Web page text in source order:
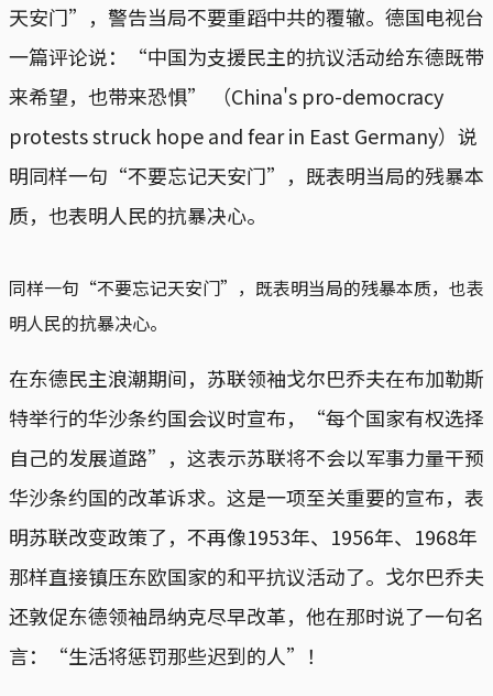
天安门”，警告当局不要重蹈中共的覆辙。德国电视台
一篇评论说：“中国为支援民主的抗议活动给东德既带
来希望，也带来恐惧” （China's pro-democracy
protests struck hope and fear in East Germany）说
明同样一句“不要忘记天安门”，既表明当局的残暴本
质，也表明人民的抗暴决心。
同样一句“不要忘记天安门”，既表明当局的残暴本质，也表
明人民的抗暴决心。
在东德民主浪潮期间，苏联领袖戈尔巴乔夫在布加勒斯
特举行的华沙条约国会议时宣布，“每个国家有权选择
自己的发展道路”，这表示苏联将不会以军事力量干预
华沙条约国的改革诉求。这是一项至关重要的宣布，表
明苏联改变政策了，不再像1953年、1956年、1968年
那样直接镇压东欧国家的和平抗议活动了。戈尔巴乔夫
还敦促东德领袖昂纳克尽早改革，他在那时说了一句名
言：“生活将惩罚那些迟到的人”！